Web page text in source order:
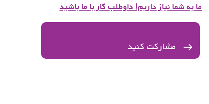
ما به شما نیاز داریم! داوطلب کار با ما باشید
مشارکت کنید